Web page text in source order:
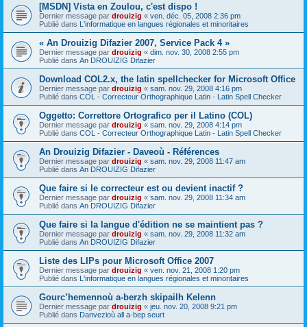
[MSDN] Vista en Zoulou, c'est dispo !
Dernier message par drouizig « ven. déc. 05, 2008 2:36 pm
Publié dans L'informatique en langues régionales et minoritaires
« An Drouizig Difazier 2007, Service Pack 4 »
Dernier message par drouizig « dim. nov. 30, 2008 2:55 pm
Publié dans An DROUIZIG Difazier
Download COL2.x, the latin spellchecker for Microsoft Office
Dernier message par drouizig « sam. nov. 29, 2008 4:16 pm
Publié dans COL - Correcteur Orthographique Latin - Latin Spell Checker
Oggetto: Correttore Ortografico per il Latino (COL)
Dernier message par drouizig « sam. nov. 29, 2008 4:14 pm
Publié dans COL - Correcteur Orthographique Latin - Latin Spell Checker
An Drouizig Difazier - Daveoù - Références
Dernier message par drouizig « sam. nov. 29, 2008 11:47 am
Publié dans An DROUIZIG Difazier
Que faire si le correcteur est ou devient inactif ?
Dernier message par drouizig « sam. nov. 29, 2008 11:34 am
Publié dans An DROUIZIG Difazier
Que faire si la langue d'édition ne se maintient pas ?
Dernier message par drouizig « sam. nov. 29, 2008 11:32 am
Publié dans An DROUIZIG Difazier
Liste des LIPs pour Microsoft Office 2007
Dernier message par drouizig « ven. nov. 21, 2008 1:20 pm
Publié dans L'informatique en langues régionales et minoritaires
Gourc’hemennoù a-berzh skipailh Kelenn
Dernier message par drouizig « jeu. nov. 20, 2008 9:21 pm
Publié dans Danvezioù all a-bep seurt